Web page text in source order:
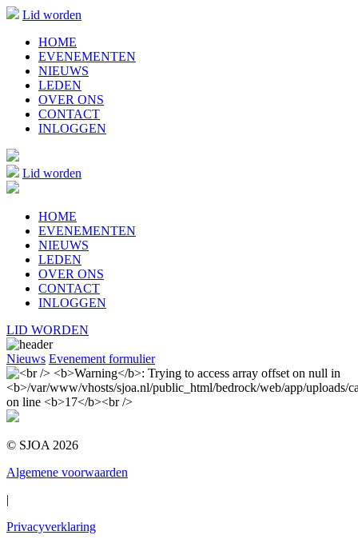
Lid worden
HOME
EVENEMENTEN
NIEUWS
LEDEN
OVER ONS
CONTACT
INLOGGEN
Lid worden
HOME
EVENEMENTEN
NIEUWS
LEDEN
OVER ONS
CONTACT
INLOGGEN
LID WORDEN
Nieuws Evenement formulier
© SJOA 2026
Algemene voorwaarden
|
Privacyverklaring